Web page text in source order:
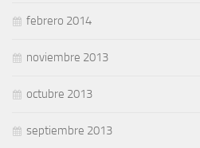
febrero 2014
noviembre 2013
octubre 2013
septiembre 2013